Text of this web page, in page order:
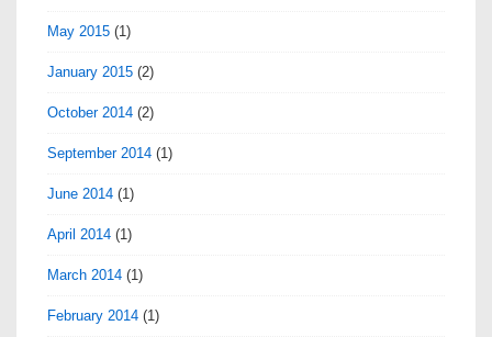
May 2015 (1)
January 2015 (2)
October 2014 (2)
September 2014 (1)
June 2014 (1)
April 2014 (1)
March 2014 (1)
February 2014 (1)